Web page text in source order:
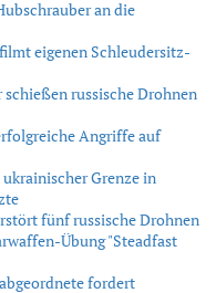
an die
eigenen Schleudersitz-
russische Drohnen
Angriffe auf
Grenze in
fünf russische Drohnen
Übung "Steadfast
fordert